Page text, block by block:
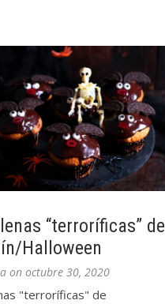
“terroríficas” de
Halloween
on octubre 30, 2020
"terroríficas" de